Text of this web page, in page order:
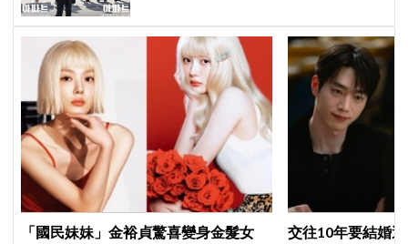
「國民妹妹」金裕貞驚喜變身金髮女
交往10年要結婚